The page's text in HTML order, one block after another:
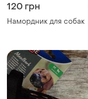
120 грн
Намордник для собак